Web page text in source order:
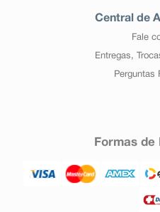
Central de
Fale
Entregas,
Perguntas
Formas de